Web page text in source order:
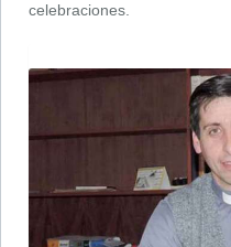
celebraciones.